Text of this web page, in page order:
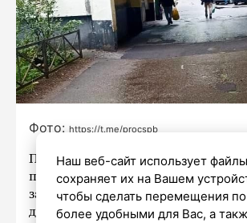
Фото: https://t.me/procspb
Прокуратура Фрунзенского
провела проверку
законодательства о
движения по обращению
Наш веб-сайт использует
сохраняет их на Вашем
чтобы сделать перемещения по
более удобными для Вас, а